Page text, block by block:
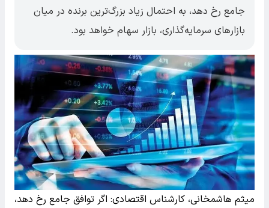
جامع رخ دهد، به احتمال زیاد بزرگ‌ترین برنده در میان
بازارهای سرمایه‌گذاری، بازار سهام خواهد بود.
میثم هاشمخانی، کارشناس اقتصادی: اگر توافق جامع رخ دهد،